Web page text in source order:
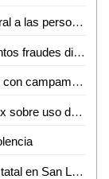
Mantiene gobierno municipal atención integral a las personas adultas mayores durante junio
SSPC fortalece la prevención contra presuntos fraudes digitales
SSPC impulsa desarrollo de las juventudes con campamento de verano 2026
Alcalde de Tamuín confirma oficio de Pemex sobre uso de explosivos para actividades petroleras
Refuerzan operativos de la Guardia Civil estatal en San Luis Potosí